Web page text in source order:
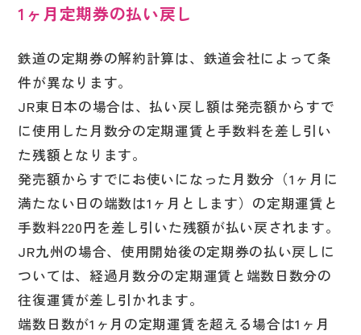
1ヶ月定期券の払い戻し
鉄道の定期券の解約計算は、鉄道会社によって条
件が異なります。
JR東日本の場合は、払い戻し額は発売額からすで
に使用した月数分の定期運賃と手数料を差し引い
た残額となります。
発売額からすでにお使いになった月数分（1ヶ月に
満たない日の端数は1ヶ月とします）の定期運賃と
手数料220円を差し引いた残額が払い戻されます。
JR九州の場合、使用開始後の定期券の払い戻しに
ついては、経過月数分の定期運賃と端数日数分の
往復運賃が差し引かれます。
端数日数が1ヶ月の定期運賃を超える場合は1ヶ月